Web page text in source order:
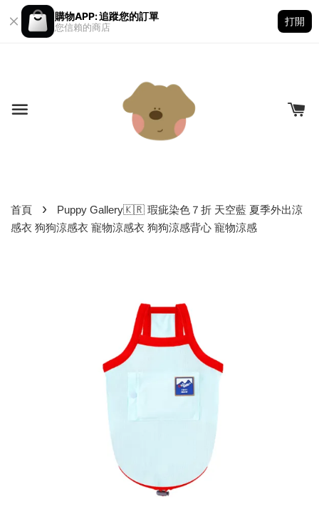
購物APP: 追蹤您的訂單
您信賴的商店
打開
首頁 ›
Puppy Gallery🇰🇷 瑕疵染色７折 天空藍 夏季外出涼
感衣 狗狗涼感衣 寵物涼感衣 狗狗涼感背心 寵物涼感